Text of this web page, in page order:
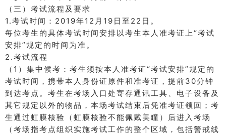
（三）考试流程及要求
1.考试时间： 2019年12月19日至22日。
每位考生的具体考试时间安排以考生本人准考证上“考试
安排”规定的时间为准。
2.考试流程
（1）集中候考： 考生须按本人准考证“考试安排”规定的
考试时间，携带本人身份证原件和准考证，提前30分钟
到达考点。 考生在考场入口处寄存通讯工具、电子设备及
其它规定以外的物品，本场考试结束后凭准考证领回； 考
生通过虹膜核验（虹膜核验不能佩戴美瞳）后进入考场
（考场指考点组织实施考试工作的整个区域，包括警戒线